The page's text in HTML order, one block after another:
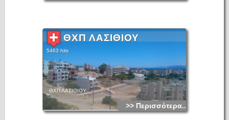
ΘΧΠ ΛΑΣΙΘΙΟΥ
5463 hits
ΘΧΠ ΛΑΣΙΘΙΟΥ
>> Περισσότερα...